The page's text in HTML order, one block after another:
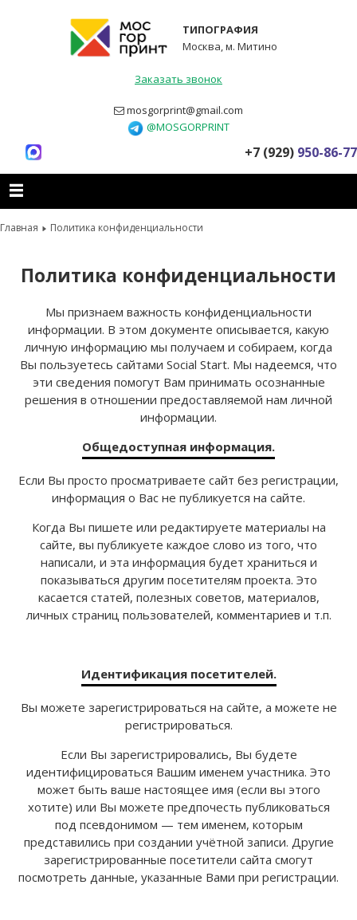
ТИПОГРАФИЯ
Москва, м. Митино
Заказать звонок
mosgorprint@gmail.com
@MOSGORPRINT
+7 (929) 950-86-77
Главная Политика конфиденциальности
Политика конфиденциальности
Мы признаем важность конфиденциальности
информации. В этом документе описывается, какую
личную информацию мы получаем и собираем, когда
Вы пользуетесь сайтами Social Start. Мы надеемся, что
эти сведения помогут Вам принимать осознанные
решения в отношении предоставляемой нам личной
информации.
Общедоступная информация.
Если Вы просто просматриваете сайт без регистрации,
информация о Вас не публикуется на сайте.
Когда Вы пишете или редактируете материалы на
сайте, вы публикуете каждое слово из того, что
написали, и эта информация будет храниться и
показываться другим посетителям проекта. Это
касается статей, полезных советов, материалов,
личных страниц пользователей, комментариев и т.п.
Идентификация посетителей.
Вы можете зарегистрироваться на сайте, а можете не
регистрироваться.
Если Вы зарегистрировались, Вы будете
идентифицироваться Вашим именем участника. Это
может быть ваше настоящее имя (если вы этого
хотите) или Вы можете предпочесть публиковаться
под псевдонимом — тем именем, которым
представились при создании учётной записи. Другие
зарегистрированные посетители сайта смогут
посмотреть данные, указанные Вами при регистрации.